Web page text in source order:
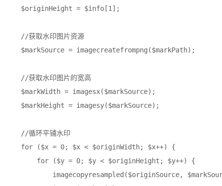
    $originHeight = $info[1];
    //获取水印图片资源
    $markSource = imagecreatefrompng($markPath);
    //获取水印图片的宽高
    $markWidth = imagesx($markSource);
    $markHeight = imagesy($markSource);
    //循环平铺水印
    for ($x = 0; $x < $originWidth; $x++) {
        for ($y = 0; $y < $originHeight; $y++) {
imagecopyresampled($originSource,